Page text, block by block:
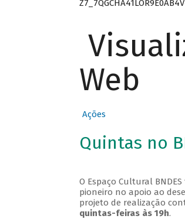
Web
Ações
Quintas no
O Espaço Cultural
pioneiro no apoio ao
projeto de realização
quintas-feiras às 19h.